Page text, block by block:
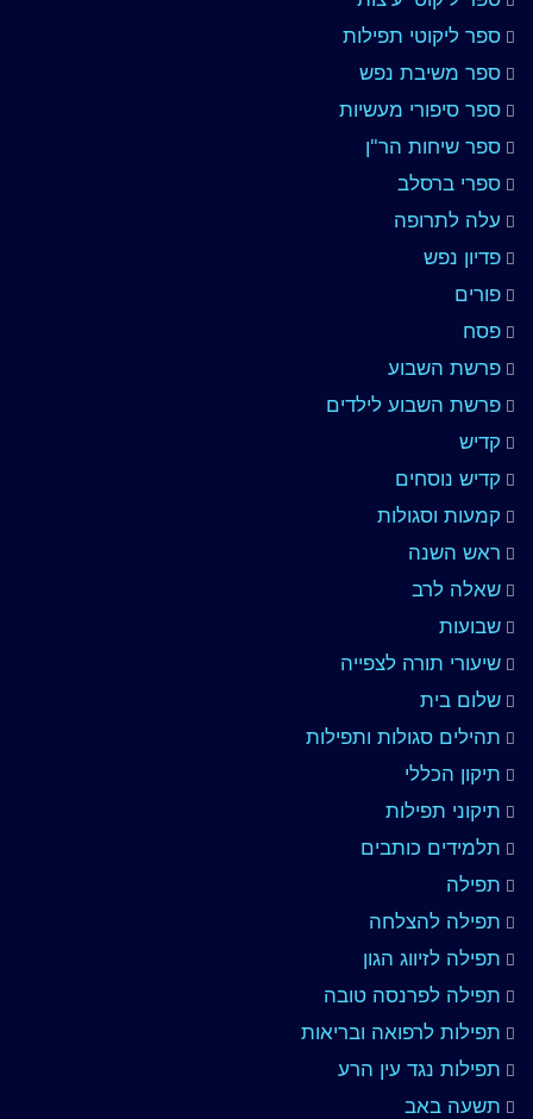
ספר ליקוטי תפילות
ספר משיבת נפש
ספר סיפורי מעשיות
ספר שיחות הר"ן
ספרי ברסלב
עלה לתרופה
פדיון נפש
פורים
פסח
פרשת השבוע
פרשת השבוע לילדים
קדיש
קדיש נוסחים
קמעות וסגולות
ראש השנה
שאלה לרב
שבועות
שיעורי תורה לצפייה
שלום בית
תהילים סגולות ותפילות
תיקון הכללי
תיקוני תפילות
תלמידים כותבים
תפילה
תפילה להצלחה
תפילה לזיווג הגון
תפילה לפרנסה טובה
תפילות לרפואה ובריאות
תפילות נגד עין הרע
תשעה באב